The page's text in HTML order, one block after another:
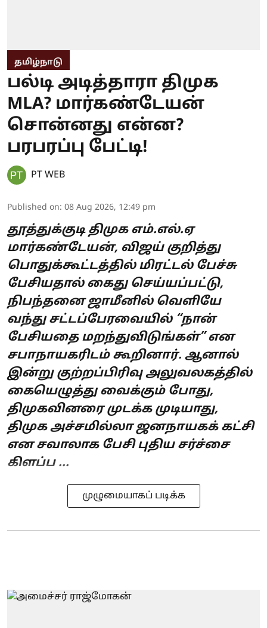
தமிழ்நாடு
பல்டி அடித்தாரா திமுக
MLA? மார்கண்டேயன்
சொன்னது என்ன?
பரபரப்பு பேட்டி!
PT WEB
Published on: 08 Aug 2026, 12:49 pm
தூத்துக்குடி திமுக எம்.எல்.ஏ
மார்கண்டேயன், விஜய் குறித்து
பொதுக்கூட்டத்தில் மிரட்டல் பேச்சு
பேசியதால் கைது செய்யப்பட்டு,
நிபந்தனை ஜாமீனில் வெளியே
வந்து சட்டப்பேரவையில் “நான்
பேசியதை மறந்துவிடுங்கள்” என
சபாநாயகரிடம் கூறினார். ஆனால்
இன்று குற்றப்பிரிவு அலுவலகத்தில்
கையெழுத்து வைக்கும் போது,
திமுகவினரை முடக்க முடியாது,
திமுக அச்சமில்லா ஜனநாயகக் கட்சி
என சவாலாக பேசி புதிய சர்ச்சை
கிளப்ப ...
முழுமையாகப் படிக்க